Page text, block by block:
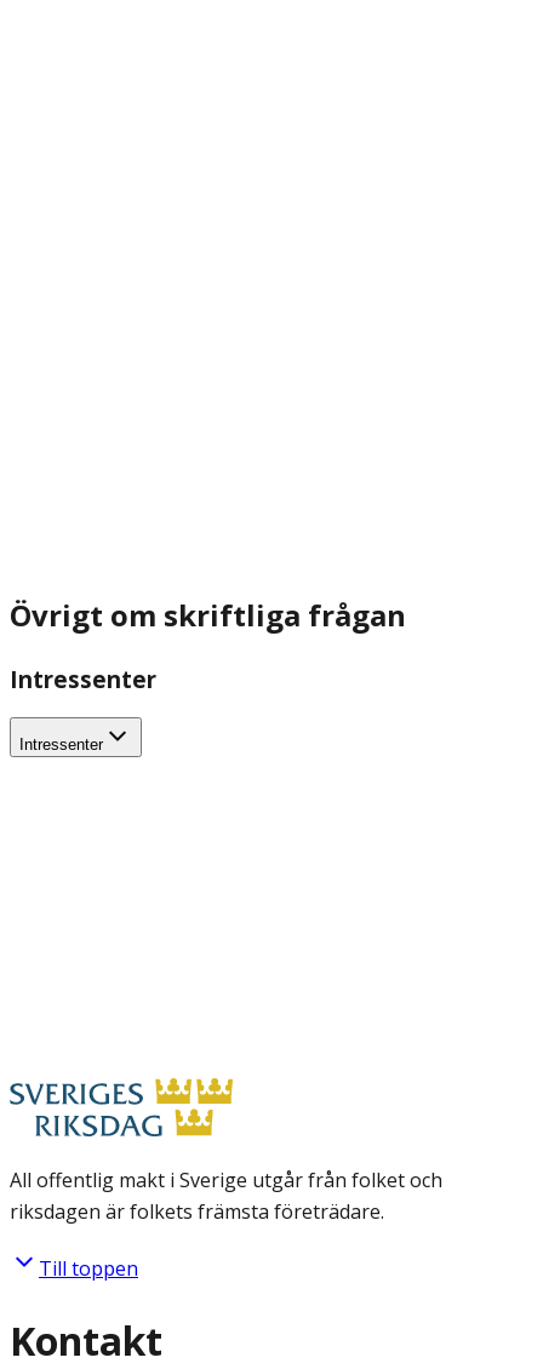
Övrigt om skriftliga frågan
Intressenter
Intressenter
All offentlig makt i Sverige utgår från folket och
riksdagen är folkets främsta företrädare.
Till toppen
Kontakt